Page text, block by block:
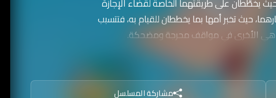
حيث تخبر أمها بما يخططان للقيام به، فتتسبب
هي الأخرى في مواقف محرجة ومضحكة.
مشاركة المسلسل